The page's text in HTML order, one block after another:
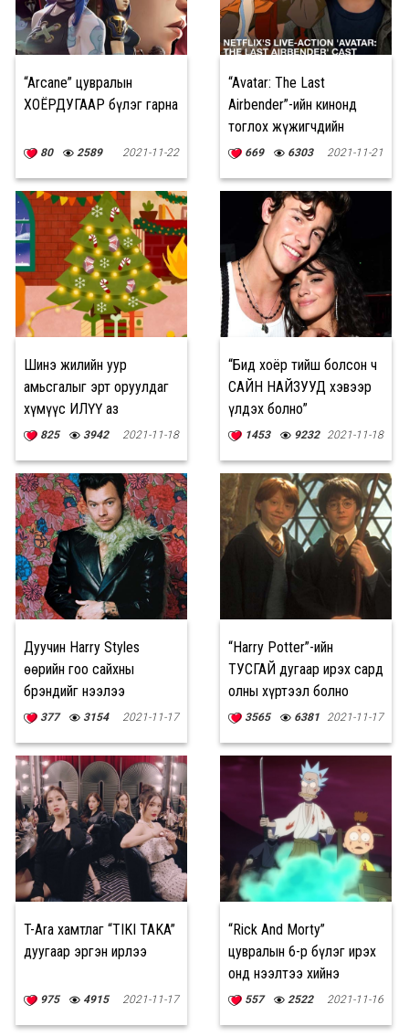
“Arcane” цувралын
ХОЁРДУГААР бүлэг гарна
80 2589 2021-11-22
“Avatar: The Last
Airbender”-ийн кинонд
тоглох жүжигчдийн
нэрсийг зарлалаа
669 6303 2021-11-21
Шинэ жилийн уур
амьсгалыг эрт оруулдаг
хүмүүс ИЛҮҮ аз
жаргалтай байдаг
825 3942 2021-11-18
“Бид хоёр тийш болсон ч
САЙН НАЙЗУУД хэвээр
үлдэх болно”
1453 9232 2021-11-18
Дуучин Harry Styles
өөрийн гоо сайхны
брэндийг нээлээ
377 3154 2021-11-17
“Harry Potter”-ийн
ТУСГАЙ дугаар ирэх сард
олны хүртээл болно
3565 6381 2021-11-17
T-Ara хамтлаг “TIKI TAKA”
дуугаар эргэн ирлээ
975 4915 2021-11-17
“Rick And Morty”
цувралын 6-р бүлэг ирэх
онд нээлтээ хийнэ
557 2522 2021-11-16